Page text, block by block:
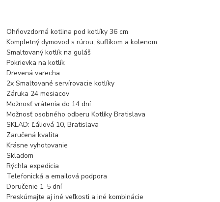
Ohňovzdorná kotlina pod kotlíky 36 cm
Kompletný dymovod s rúrou, šuflíkom a kolenom
Smaltovaný kotlík na guláš
Pokrievka na kotlík
Drevená varecha
2x Smaltované servírovacie kotlíky
Záruka 24 mesiacov
Možnosť vrátenia do 14 dní
Možnosť osobného odberu Kotlíky Bratislava
SKLAD: Ľáliová 10, Bratislava
Zaručená kvalita
Krásne vyhotovanie
Skladom
Rýchla expedícia
Telefonická a emailová podpora
Doručenie 1-5 dní
Preskúmajte aj iné veľkosti a iné kombinácie